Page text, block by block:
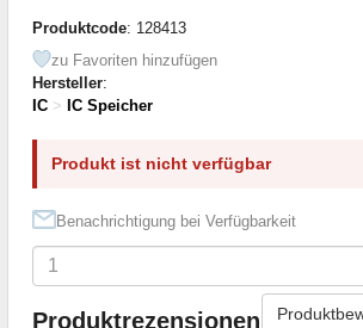
Produktcode: 128413
zu Favoriten hinzufügen
Hersteller:
IC > IC Speicher
Produkt ist nicht verfügbar
Benachrichtigung bei Verfügbarkeit
Produktrezensionen